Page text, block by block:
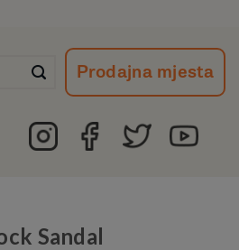
Prodajna mjesta
Sandal